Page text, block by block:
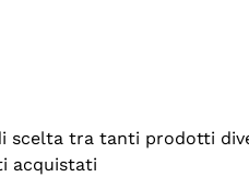
tra tanti prodotti
acquistati